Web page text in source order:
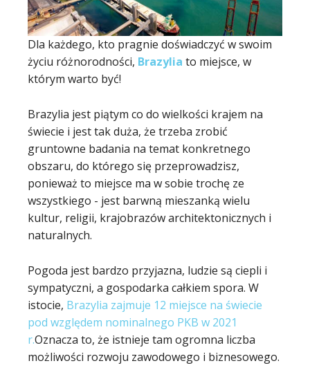
Dla każdego, kto pragnie doświadczyć w swoim
życiu różnorodności, Brazylia to miejsce, w
którym warto być!
Brazylia jest piątym co do wielkości krajem na
świecie i jest tak duża, że trzeba zrobić
gruntowne badania na temat konkretnego
obszaru, do którego się przeprowadzisz,
ponieważ to miejsce ma w sobie trochę ze
wszystkiego - jest barwną mieszanką wielu
kultur, religii, krajobrazów architektonicznych i
naturalnych.
Pogoda jest bardzo przyjazna, ludzie są ciepli i
sympatyczni, a gospodarka całkiem spora. W
istocie, Brazylia zajmuje 12 miejsce na świecie
pod względem nominalnego PKB w 2021
r.Oznacza to, że istnieje tam ogromna liczba
możliwości rozwoju zawodowego i biznesowego.